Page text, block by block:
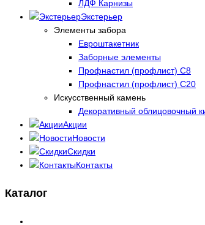
ЛДФ Карнизы
Экстерьер
Элементы забора
Евроштакетник
Заборные элементы
Профнастил (профлист) С8
Профнастил (профлист) С20
Искусственный камень
Декоративный облицовочный
Акции
Новости
Скидки
Контакты
Каталог